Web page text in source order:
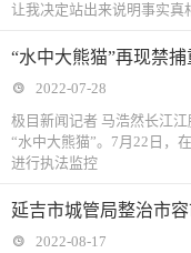
让我决定站出来说明事实真
“水中大熊猫”再现禁
2022-07-28
极目新闻记者 马浩然长江
“水中大熊猫”。7月22日，
进行执法监控
延吉市城管局整治市
2022-08-17